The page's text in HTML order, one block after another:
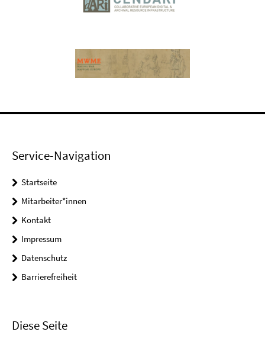
Service-Navigation
Startseite
Mitarbeiter*innen
Kontakt
Impressum
Datenschutz
Barrierefreiheit
Diese Seite